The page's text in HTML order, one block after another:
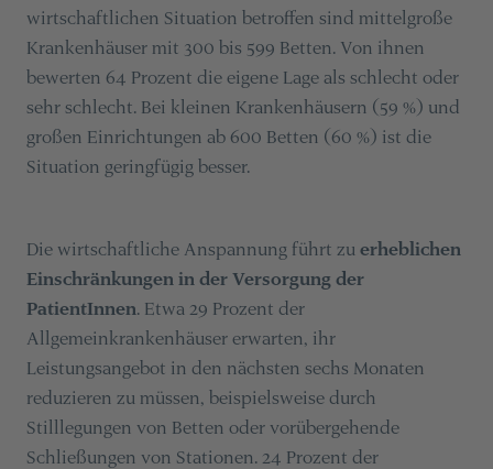
wirtschaftlichen Situation betroffen sind mittelgroße
Krankenhäuser mit 300 bis 599 Betten. Von ihnen
bewerten 64 Prozent die eigene Lage als schlecht oder
sehr schlecht. Bei kleinen Krankenhäusern (59 %) und
großen Einrichtungen ab 600 Betten (60 %) ist die
Situation geringfügig besser​​.
Die wirtschaftliche Anspannung führt zu erheblichen
Einschränkungen in der Versorgung der
PatientInnen. Etwa 29 Prozent der
Allgemeinkrankenhäuser erwarten, ihr
Leistungsangebot in den nächsten sechs Monaten
reduzieren zu müssen, beispielsweise durch
Stilllegungen von Betten oder vorübergehende
Schließungen von Stationen. 24 Prozent der